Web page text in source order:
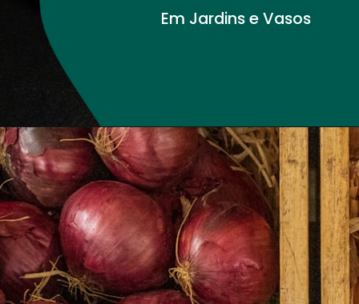
Em Jardins e Vasos